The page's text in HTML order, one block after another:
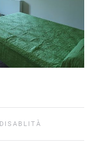
DISABLITÀ